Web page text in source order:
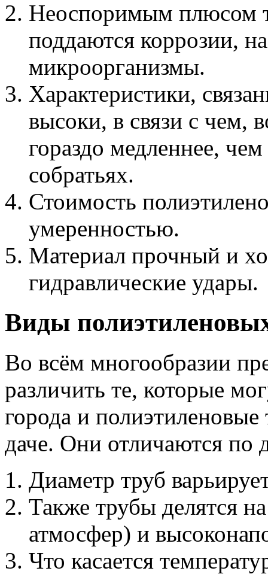
Неоспоримым плюсом
поддаются коррозии,
микроорганизмы.
Характеристики,
высоки, в связи с чем,
гораздо медленнее,
собратьях.
Стоимость
умеренностью.
Материал прочный и
гидравлические удары.
Виды
Во всём многообразии
различить те, которые
города и
даче. Они отличаются по
Диаметр труб
Также трубы делятся
атмосфер) и
Что касается